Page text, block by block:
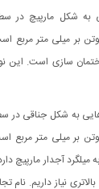
به شکل مارپیچ
این نوع میلگرد 340 نیوتن بر میلی‌
سازی است. این
به شکل جناقی
این نوع میلگرد 400 نیوتن بر
آجدار مارپیچ